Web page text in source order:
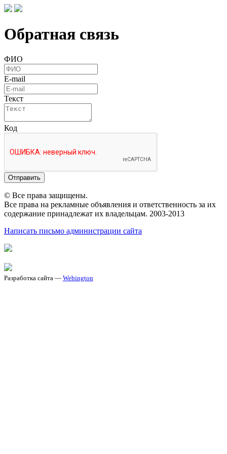
Обратная связь
ФИО
E-mail
Текст
Код
Отправить
© Все права защищены.
Все права на рекламные объявления и ответственность за их
содержание принадлежат их владельцам. 2003-2013
Написать письмо администрации сайта
Разработка сайта — Webington